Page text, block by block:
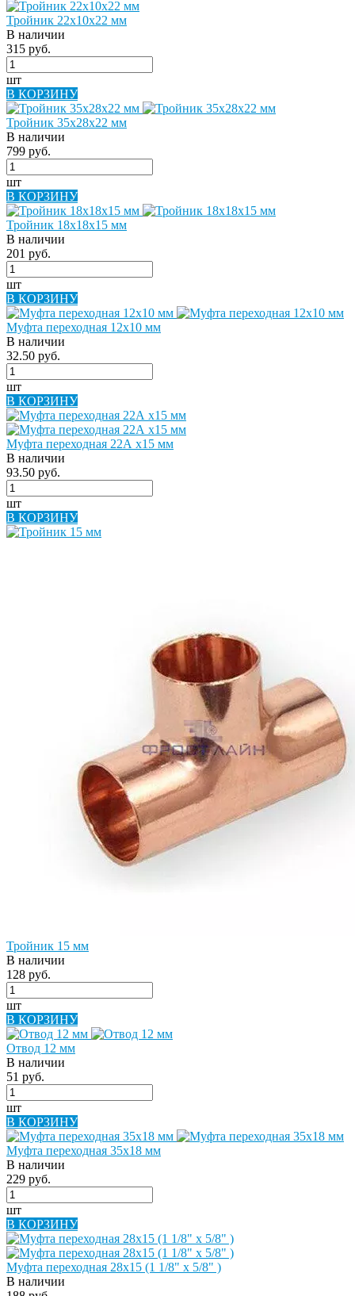
Тройник 22х10х22 мм
В наличии
315 руб.
шт
В КОРЗИНУ
Тройник 35х28х22 мм
В наличии
799 руб.
шт
В КОРЗИНУ
Тройник 18х18х15 мм
В наличии
201 руб.
шт
В КОРЗИНУ
Муфта переходная 12х10 мм
В наличии
32.50 руб.
шт
В КОРЗИНУ
Муфта переходная 22А х15 мм
В наличии
93.50 руб.
шт
В КОРЗИНУ
Тройник 15 мм
В наличии
128 руб.
шт
В КОРЗИНУ
Отвод 12 мм
В наличии
51 руб.
шт
В КОРЗИНУ
Муфта переходная 35х18 мм
В наличии
229 руб.
шт
В КОРЗИНУ
Муфта переходная 28х15 (1 1/8" х 5/8" )
В наличии